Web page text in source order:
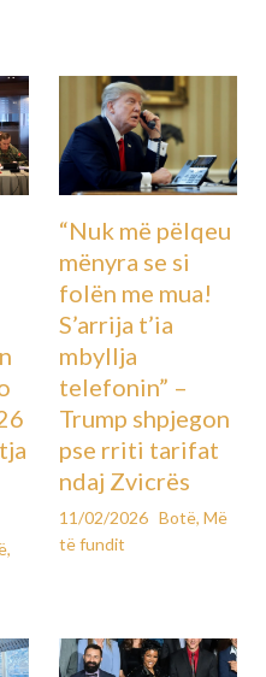
,
“Nuk më pëlqeu
mënyra se si
folën me mua!
S’arrija t’ia
mbyllja
telefonin” –
Trump shpjegon
pse rriti tarifat
ndaj Zvicrës
11/02/2026 Botë, Më
të fundit